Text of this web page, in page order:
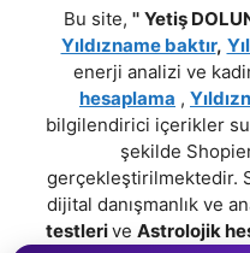
Bu site, '' Yetiş
Yıldızname baktır,
enerji analizi ve
hesaplama ,
bilgilendirici içerikler
şekilde
gerçekleştirilmektedir.
dijital danışmanlık ve
testlerive Astrolojik